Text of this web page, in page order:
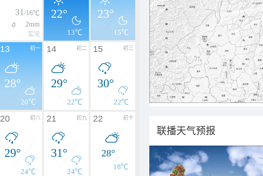
31/16℃
2mm
实况
22°
13℃
23°
15℃
初一
13
28°
20℃
初二
14
29°
22℃
初三
15
30°
22℃
初八
20
29°
24℃
初九
21
31°
24℃
初十
22
28°
18℃
联播天气预报